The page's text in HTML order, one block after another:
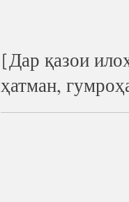
[Дар қазои
ҳатман,